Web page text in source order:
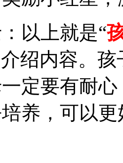
上就是“
绍内容。
定要有耐
养，可以